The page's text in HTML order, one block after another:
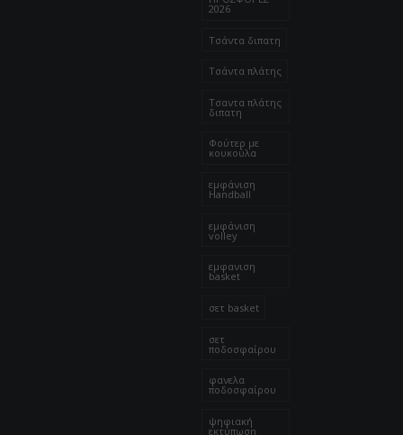
2026
Τσάντα διπατη
Τσάντα πλάτης
Τσαντα πλάτης
διπατη
Φούτερ με
κουκούλα
εμφάνιση
Handball
εμφάνιση
volley
εμφανιση
basket
σετ basket
σετ
ποδοσφαίρου
φανελα
ποδοσφαίρου
ψηφιακή
εκτύπωση